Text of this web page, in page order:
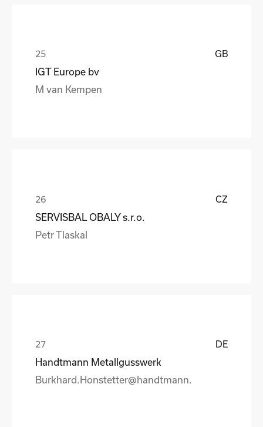
GB
IGT Europe bv
M van Kempen
CZ
SERVISBAL OBALY s.r.o.
Petr Tlaskal
DE
Handtmann Metallgusswerk
Burkhard.Honstetter@handtmann.